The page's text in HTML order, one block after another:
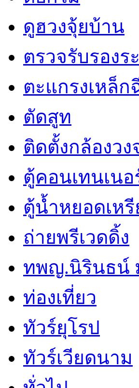
ดูฮวงจุ้ยบ้าน
ตรวจรับรอง
ตะแกรงเหล็ก
ตัดสูท
ติดตั้งกล้องวง
ตู้คอนเทนเนอ
ตู้น้ำหยอดเห
ถ่ายพรีเวดดิ้ง
ทพญ.นิรินธน์
ท่องเที่ยว
ทัวร์ยุโรป
ทัวร์เวียดนาม